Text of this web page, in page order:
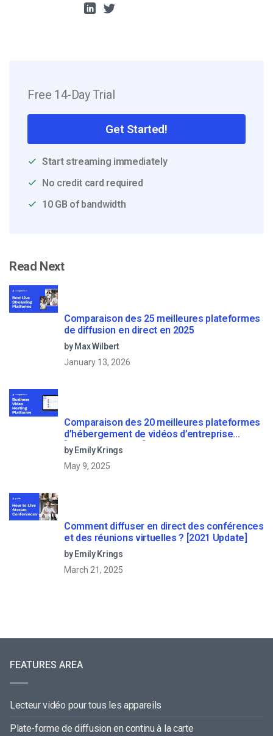
Free 14-Day Trial
Get Started!
Start streaming immediately
No credit card required
10 GB of bandwidth
Read Next
Comparaison des 25 meilleures plateformes
de diffusion en direct en 2025
by Max Wilbert
January 13, 2026
Comparaison des 20 meilleures plateformes
d’hébergement de vidéos d’entreprise
[Updated for 2022]
by Emily Krings
May 9, 2025
Comment diffuser en direct des conférences
et des réunions virtuelles ? [2021 Update]
by Emily Krings
March 21, 2025
FEATURES AREA
Lecteur vidéo pour tous les appareils
Plate-forme de diffusion en continu à la carte